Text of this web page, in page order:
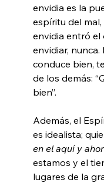
envidia es la
espíritu del
envidia entró el
envidiar,
conduce bien,
de los demás:
bien”.
Además, el
es idealista;
en el aquí y
estamos y el
lugares de la